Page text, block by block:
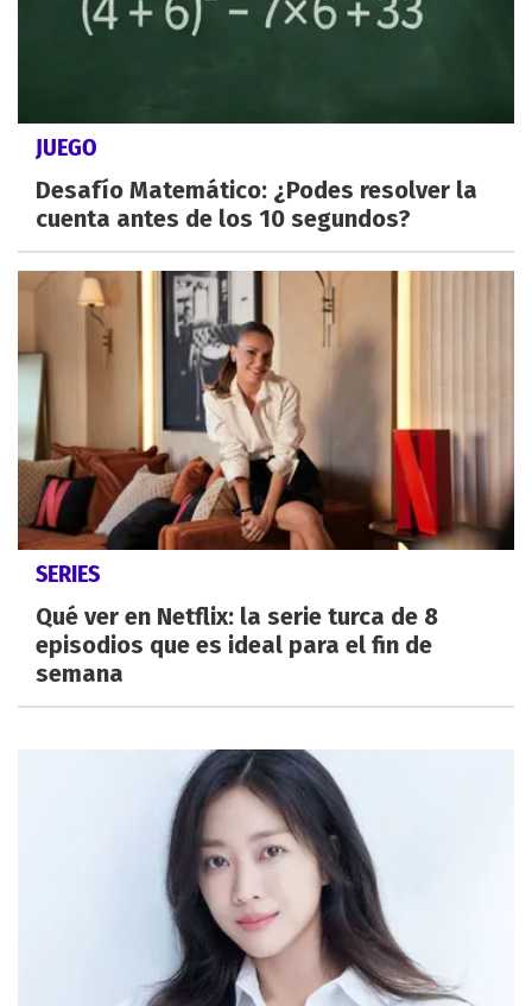
JUEGO
Desafío Matemático: ¿Podes resolver la
cuenta antes de los 10 segundos?
SERIES
Qué ver en Netflix: la serie turca de 8
episodios que es ideal para el fin de
semana